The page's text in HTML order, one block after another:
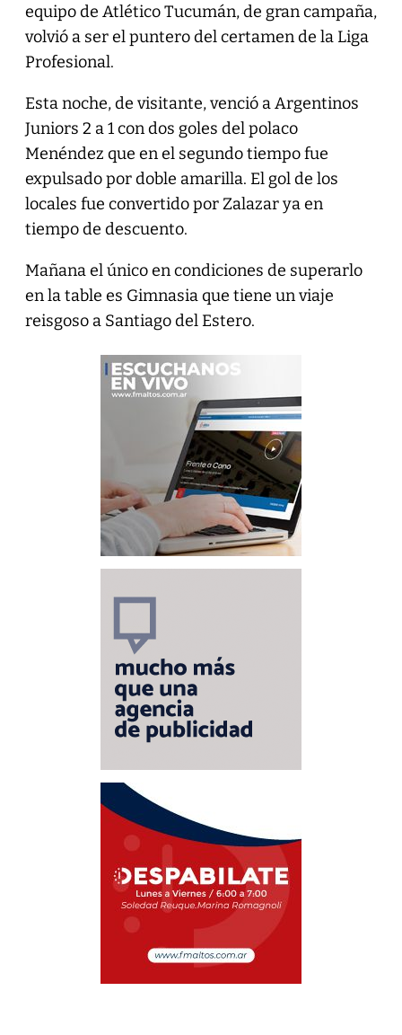
equipo de Atlético Tucumán, de gran campaña,
volvió a ser el puntero del certamen de la Liga
Profesional.
Esta noche, de visitante, venció a Argentinos
Juniors 2 a 1 con dos goles del polaco
Menéndez que en el segundo tiempo fue
expulsado por doble amarilla. El gol de los
locales fue convertido por Zalazar ya en
tiempo de descuento.
Mañana el único en condiciones de superarlo
en la table es Gimnasia que tiene un viaje
reisgoso a Santiago del Estero.